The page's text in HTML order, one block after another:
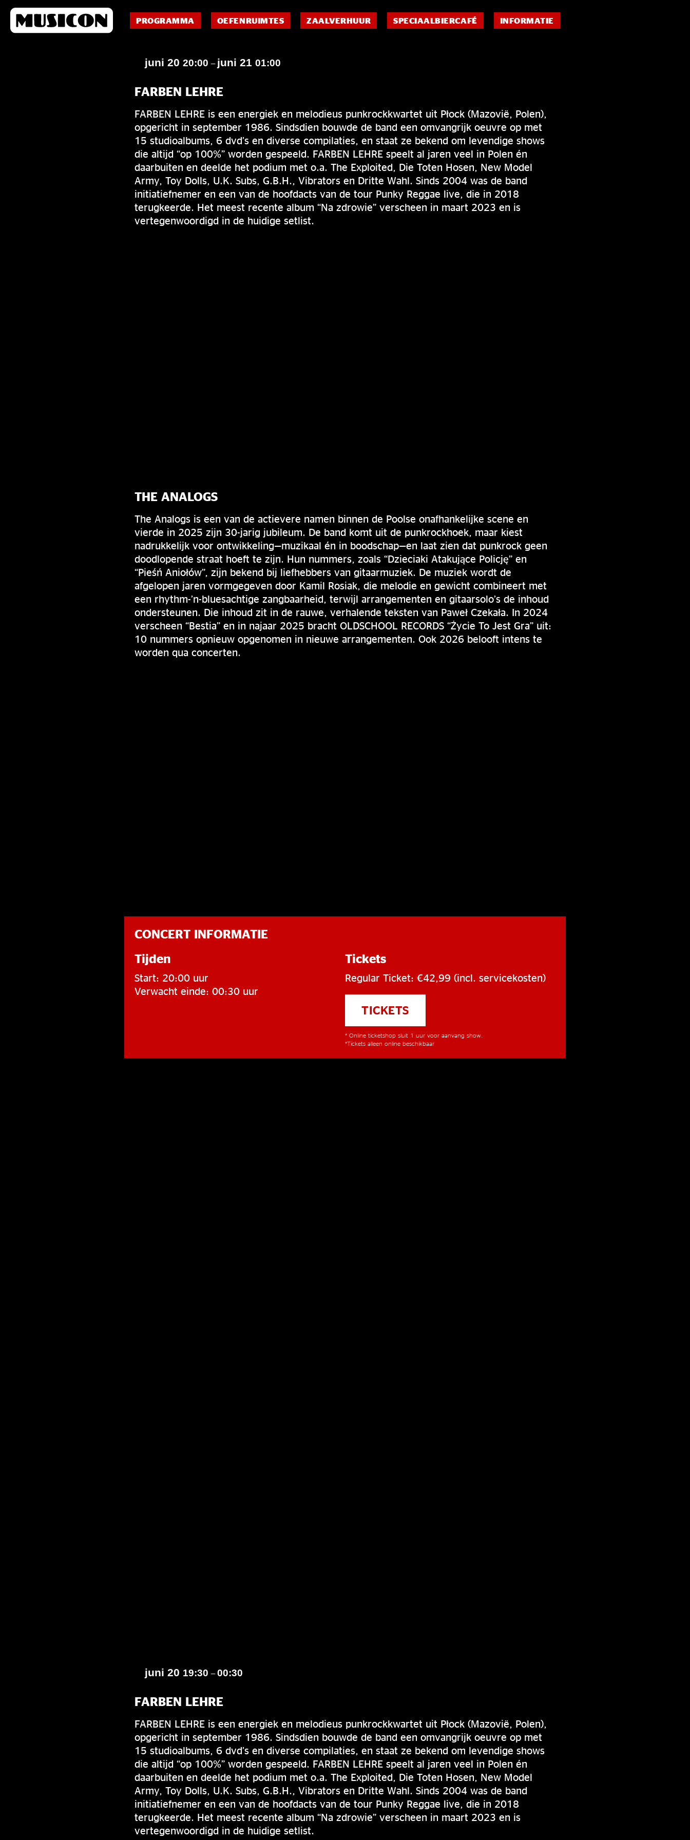
PROGRAMMA OEFENRUIMTES ZAALVERHUUR SPECIAALBIERCAFÉ INFORMATIE
juni 20 20:00 – juni 21 01:00
FARBEN LEHRE
FARBEN LEHRE is een energiek en melodieus punkrockkwartet uit Płock (Mazovië, Polen),
opgericht in september 1986. Sindsdien bouwde de band een omvangrijk oeuvre op met
15 studioalbums, 6 dvd’s en diverse compilaties, en staat ze bekend om levendige shows
die altijd “op 100%” worden gespeeld. FARBEN LEHRE speelt al jaren veel in Polen én
daarbuiten en deelde het podium met o.a. The Exploited, Die Toten Hosen, New Model
Army, Toy Dolls, U.K. Subs, G.B.H., Vibrators en Dritte Wahl. Sinds 2004 was de band
initiatiefnemer en een van de hoofdacts van de tour Punky Reggae live, die in 2018
terugkeerde. Het meest recente album “Na zdrowie” verscheen in maart 2023 en is
vertegenwoordigd in de huidige setlist.
THE ANALOGS
The Analogs is een van de actievere namen binnen de Poolse onafhankelijke scene en
vierde in 2025 zijn 30-jarig jubileum. De band komt uit de punkrockhoek, maar kiest
nadrukkelijk voor ontwikkeling—muzikaal én in boodschap—en laat zien dat punkrock geen
doodlopende straat hoeft te zijn. Hun nummers, zoals “Dzieciaki Atakujące Policję” en
“Pieśń Aniołów”, zijn bekend bij liefhebbers van gitaarmuziek. De muziek wordt de
afgelopen jaren vormgegeven door Kamil Rosiak, die melodie en gewicht combineert met
een rhythm-’n-bluesachtige zangbaarheid, terwijl arrangementen en gitaarsolo’s de inhoud
ondersteunen. Die inhoud zit in de rauwe, verhalende teksten van Paweł Czekała. In 2024
verscheen “Bestia” en in najaar 2025 bracht OLDSCHOOL RECORDS “Życie To Jest Gra” uit:
10 nummers opnieuw opgenomen in nieuwe arrangementen. Ook 2026 belooft intens te
worden qua concerten.
CONCERT INFORMATIE
Tijden
Start: 20:00 uur
Verwacht einde: 00:30 uur
Tickets
Regular Ticket: €42,99 (incl. servicekosten)
TICKETS
* Online ticketshop sluit 1 uur voor aanvang show.
*Tickets alleen online beschikbaar
juni 20 19:30 –00:30
FARBEN LEHRE
FARBEN LEHRE is een energiek en melodieus punkrockkwartet uit Płock (Mazovië, Polen),
opgericht in september 1986. Sindsdien bouwde de band een omvangrijk oeuvre op met
15 studioalbums, 6 dvd’s en diverse compilaties, en staat ze bekend om levendige shows
die altijd “op 100%” worden gespeeld. FARBEN LEHRE speelt al jaren veel in Polen én
daarbuiten en deelde het podium met o.a. The Exploited, Die Toten Hosen, New Model
Army, Toy Dolls, U.K. Subs, G.B.H., Vibrators en Dritte Wahl. Sinds 2004 was de band
initiatiefnemer en een van de hoofdacts van de tour Punky Reggae live, die in 2018
terugkeerde. Het meest recente album “Na zdrowie” verscheen in maart 2023 en is
vertegenwoordigd in de huidige setlist.